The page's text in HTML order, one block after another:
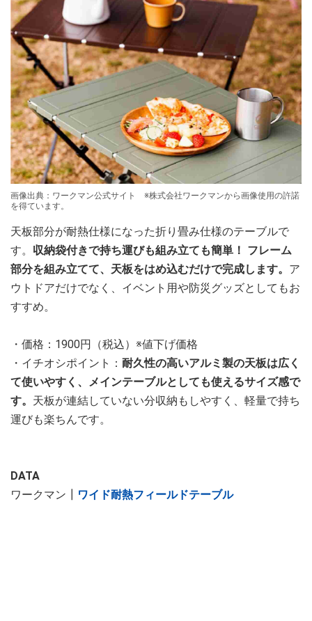
画像出典：ワークマン公式サイト ※株式会社ワークマンから画像使用の許諾
を得ています。
天板部分が耐熱仕様になった折り畳み仕様のテーブルで
す。 収納袋付きで持ち運びも組み立ても簡単！ フレーム
部分を組み立てて、天板をはめ込むだけで完成します。 ア
ウトドアだけでなく、イベント用や防災グッズとしてもお
すすめ。
・価格：1900円（税込）※値下げ価格
・イチオシポイント： 耐久性の高いアルミ製の天板は広く
て使いやすく、メインテーブルとしても使えるサイズ感で
す。 天板が連結していない分収納もしやすく、軽量で持ち
運びも楽ちんです。
DATA
ワークマン┃
ワイド耐熱フィールドテーブル